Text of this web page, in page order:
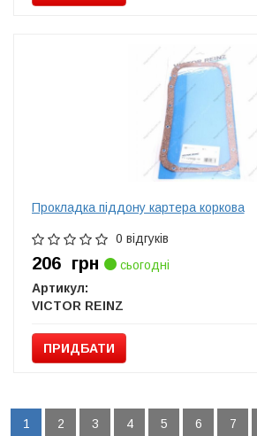
Прокладка піддону картера коркова
0 відгуків
206 грн
сьогодні
Артикул:
VICTOR REINZ
ПРИДБАТИ
1 2 3 4 5 6 7